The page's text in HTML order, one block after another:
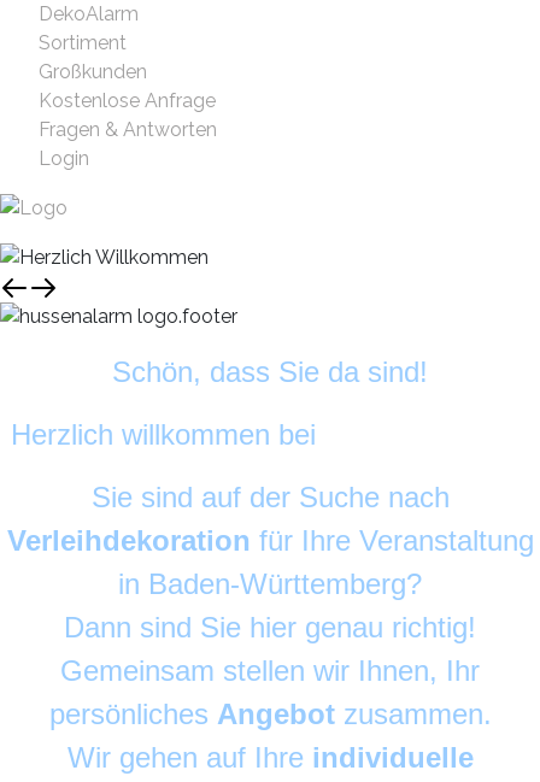
DekoAlarm
Sortiment
Großkunden
Kostenlose Anfrage
Fragen & Antworten
Login
Schön, dass Sie da sind!
Herzlich willkommen bei
Sie sind auf der Suche nach
Verleihdekoration für Ihre Veranstaltung
in Baden-Württemberg?
Dann sind Sie hier genau richtig!
Gemeinsam stellen wir Ihnen, Ihr
persönliches Angebot zusammen.
Wir gehen auf Ihre individuelle